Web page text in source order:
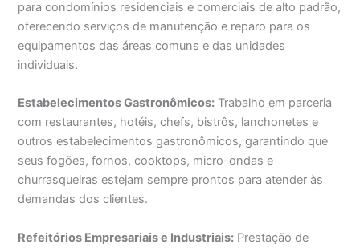
para condomínios residenciais e comerciais de alto padrão,
oferecendo serviços de manutenção e reparo para os
equipamentos das áreas comuns e das unidades
individuais.
Estabelecimentos Gastronômicos: Trabalho em parceria
com restaurantes, hotéis, chefs, bistrôs, lanchonetes e
outros estabelecimentos gastronômicos, garantindo que
seus fogões, fornos, cooktops, micro-ondas e
churrasqueiras estejam sempre prontos para atender às
demandas dos clientes.
Refeitórios Empresariais e Industriais: Prestação de